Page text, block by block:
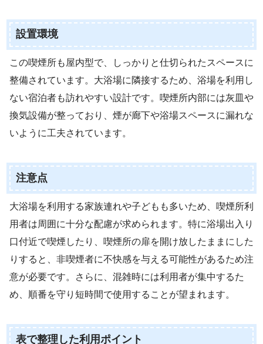
設置環境
この喫煙所も屋内型で、しっかりと仕切られたスペースに
整備されています。大浴場に隣接するため、浴場を利用し
ない宿泊者も訪れやすい設計です。喫煙所内部には灰皿や
換気設備が整っており、煙が廊下や浴場スペースに漏れな
いように工夫されています。
注意点
大浴場を利用する家族連れや子どもも多いため、喫煙所利
用者は周囲に十分な配慮が求められます。特に浴場出入り
口付近で喫煙したり、喫煙所の扉を開け放したままにした
りすると、非喫煙者に不快感を与える可能性があるため注
意が必要です。さらに、混雑時には利用者が集中するた
め、順番を守り短時間で使用することが望まれます。
表で整理した利用ポイント